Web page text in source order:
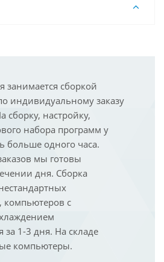
занимается сборкой
индивидуальному заказу
сборку, настройку,
набора программ у
больше одного часа.
мы готовы
дня. Сборка
компьютеров с
за 1-3 дня. На складе
компьютеры.